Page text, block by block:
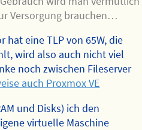
Versorgung brauchen…
hat eine TLP von 65W, die
wird also auch nicht viel
noch zwischen Fileserver
auch Proxmox VE
und Disks) ich den
virtuelle Maschine